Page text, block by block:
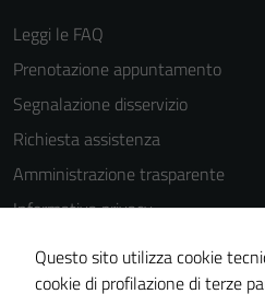
Leggi le FAQ
Prenotazione appuntamento
Segnalazione disservizio
Richiesta assistenza
Amministrazione trasparente
Informativa privacy
Cookie Policy
Note legali
Questo sito utilizza cookie
cookie di profilazione di terze